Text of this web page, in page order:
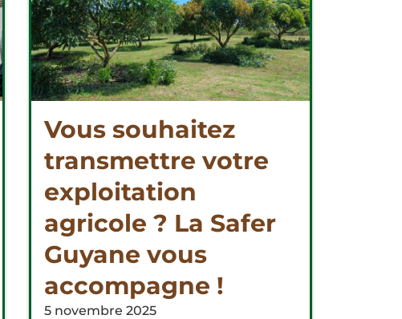
Vous souhaitez
transmettre votre
exploitation
agricole ? La Safer
Guyane vous
accompagne !
5 novembre 2025